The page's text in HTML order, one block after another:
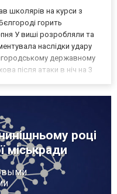
школярів на курси з
горить
У виші розробляли та
наслідки удару
державному
після атаки в ніч на 3
році
міськради